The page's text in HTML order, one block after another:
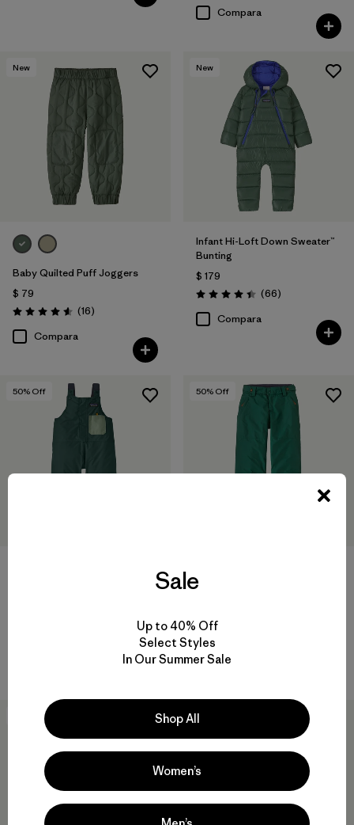
Compara
New
Baby Quilted Puff Joggers
$ 79
Valoración: 4.6 / 5
(16Comentarios
)
Compara
New
Infant Hi-Loft Down Sweater™
Bunting
$ 179
Valoración: 4.4 / 5
(66Comentarios
)
Compara
50% Off 50% Off
$ 169
Valoración: 4.6 / 5
Compara
% Off New
Sale
Up to 40% Off
Select Styles
In Our Summer Sale
Shop All
Women’s